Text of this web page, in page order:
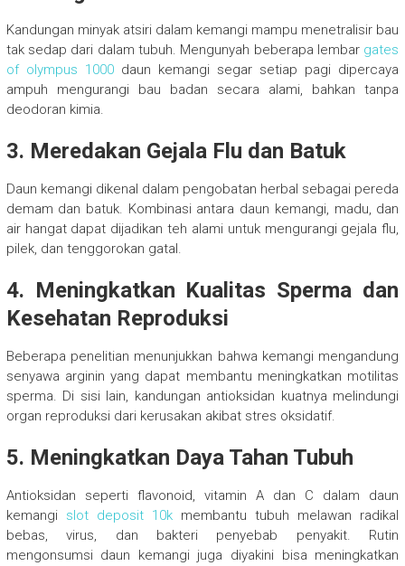
Kandungan minyak atsiri dalam kemangi mampu menetralisir bau
tak sedap dari dalam tubuh. Mengunyah beberapa lembar gates
of olympus 1000daun kemangi segar setiap pagi dipercaya
ampuh mengurangi bau badan secara alami, bahkan tanpa
deodoran kimia.
3. Meredakan Gejala Flu dan Batuk
Daun kemangi dikenal dalam pengobatan herbal sebagai pereda
demam dan batuk. Kombinasi antara daun kemangi, madu, dan
air hangat dapat dijadikan teh alami untuk mengurangi gejala flu,
pilek, dan tenggorokan gatal.
4. Meningkatkan Kualitas Sperma dan
Kesehatan Reproduksi
Beberapa penelitian menunjukkan bahwa kemangi mengandung
senyawa arginin yang dapat membantu meningkatkan motilitas
sperma. Di sisi lain, kandungan antioksidan kuatnya melindungi
organ reproduksi dari kerusakan akibat stres oksidatif.
5. Meningkatkan Daya Tahan Tubuh
Antioksidan seperti flavonoid, vitamin A dan C dalam daun
kemangi slot deposit 10kmembantu tubuh melawan radikal
bebas, virus, dan bakteri penyebab penyakit. Rutin
mengonsumsi daun kemangi juga diyakini bisa meningkatkan